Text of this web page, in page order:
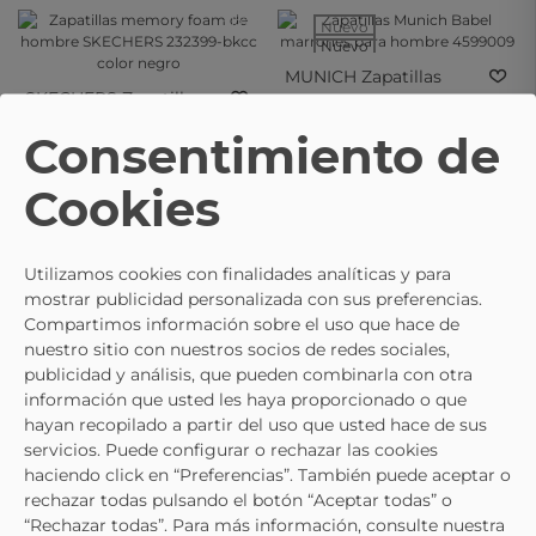
- 15%
SKECHERSZapatillas
Hombre SKECHERS
232399-Bkcc Color
Negro
Nuevo
Nuevo
MUNICH Zapatillas
SKECHERSZapatilla
Skechers Glide-Step
Sylo Azul Marina
233012-Nvy
59,91 € 69,95 €
SKECHERSZapatilla
Skechers GO RUN
Consistent 2.0 Azul
Marina 220866-Nvy
59,91 € 69,95 €
- 15%
- 15%
- 15%
Consentimiento de
Cookies
Utilizamos cookies con finalidades analíticas y para
mostrar publicidad personalizada con sus preferencias.
Compartimos información sobre el uso que hace de
nuestro sitio con nuestros socios de redes sociales,
publicidad y análisis, que pueden combinarla con otra
información que usted les haya proporcionado o que
hayan recopilado a partir del uso que usted hace de sus
servicios. Puede configurar o rechazar las cookies
haciendo click en “Preferencias”. También puede aceptar o
rechazar todas pulsando el botón “Aceptar todas” o
“Rechazar todas”. Para más información, consulte nuestra